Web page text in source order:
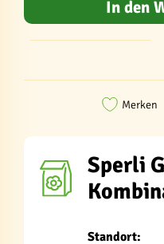
In den
Merken
Sperli
Standort: